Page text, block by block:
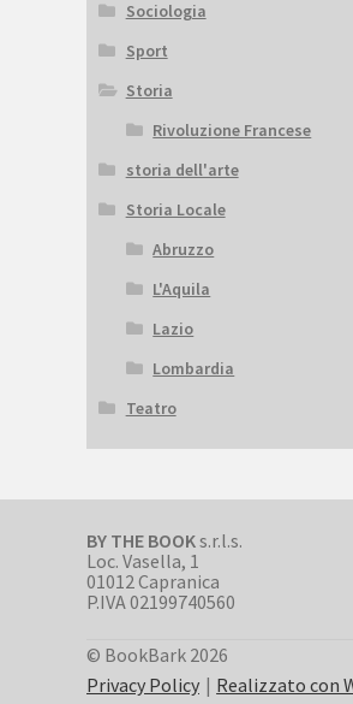
Sociologia
Sport
Storia
Rivoluzione Francese
storia dell'arte
Storia Locale
Abruzzo
L'Aquila
Lazio
Lombardia
Teatro
BY THE BOOKs.r.l.s.
Loc. Vasella, 1
01012 Capranica
P.IVA 02199740560
© BookBark 2026
Privacy Policy
Realizzato con